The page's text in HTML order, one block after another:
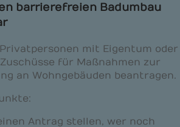
barrierefreien Badumbau
mit Eigentum oder
für Maßnahmen zur
an Wohngebäuden beantragen.
Antrag stellen, wer noch